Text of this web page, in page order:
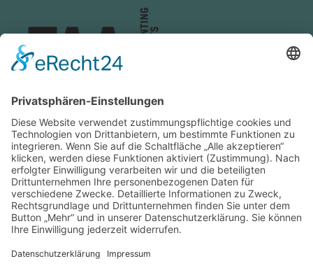
ZENTRALE GROSSWALLSTADT
travel agency accounting GmbH
Lützeltaler Straße 5c
63868 Großwallstadt
Telefon:06022 / 200 - 4
Fax: ---
info@taa.de
ZUR ÜBERSICHT UNSERER STANDORTE